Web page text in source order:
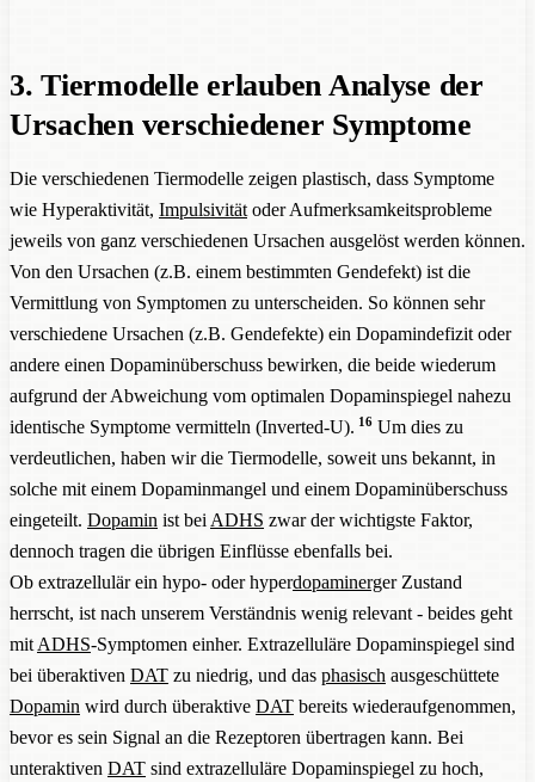
3. Tiermodelle erlauben Analyse der
Ursachen verschiedener Symptome
Die verschiedenen Tiermodelle zeigen plastisch, dass Symptome
wie Hyperaktivität, Impulsivität oder Aufmerksamkeitsprobleme
jeweils von ganz verschiedenen Ursachen ausgelöst werden können.
Von den Ursachen (z.B. einem bestimmten Gendefekt) ist die
Vermittlung von Symptomen zu unterscheiden. So können sehr
verschiedene Ursachen (z.B. Gendefekte) ein Dopamindefizit oder
andere einen Dopaminüberschuss bewirken, die beide wiederum
aufgrund der Abweichung vom optimalen Dopaminspiegel nahezu
identische Symptome vermitteln (Inverted-U). 16Um dies zu
verdeutlichen, haben wir die Tiermodelle, soweit uns bekannt, in
solche mit einem Dopaminmangel und einem Dopaminüberschuss
eingeteilt. Dopamin ist bei ADHS zwar der wichtigste Faktor,
dennoch tragen die übrigen Einflüsse ebenfalls bei.
Ob extrazellulär ein hypo- oder hyperdopaminerger Zustand
herrscht, ist nach unserem Verständnis wenig relevant - beides geht
mit ADHS-Symptomen einher. Extrazelluläre Dopaminspiegel sind
bei überaktiven DAT zu niedrig, und das phasisch ausgeschüttete
Dopamin wird durch überaktive DAT bereits wiederaufgenommen,
bevor es sein Signal an die Rezeptoren übertragen kann. Bei
unteraktiven DAT sind extrazelluläre Dopaminspiegel zu hoch,